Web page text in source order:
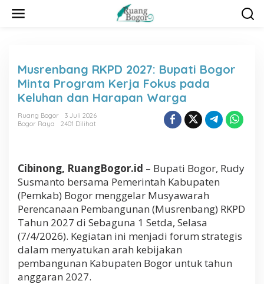
Musrenbang RKPD 2027: Bupati Bogor
Minta Program Kerja Fokus pada
Keluhan dan Harapan Warga
Ruang Bogor
3 Juli 2026
Bogor Raya
2401 Dilihat
Cibinong, RuangBogor.id – Bupati Bogor, Rudy
Susmanto bersama Pemerintah Kabupaten
(Pemkab) Bogor menggelar Musyawarah
Perencanaan Pembangunan (Musrenbang) RKPD
Tahun 2027 di Sebaguna 1 Setda, Selasa
(7/4/2026). Kegiatan ini menjadi forum strategis
dalam menyatukan arah kebijakan
pembangunan Kabupaten Bogor untuk tahun
anggaran 2027.